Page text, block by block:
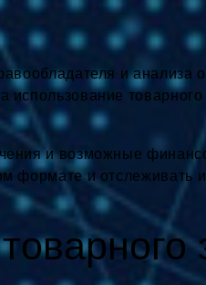
и анализа
товарного
и возможные
формате и отслеживать